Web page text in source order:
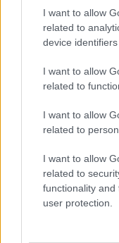
I want to allow
related to
device identifiers
I want to allow
related to
I want to allow
related to
I want to allow
related to
functionality
user protection.